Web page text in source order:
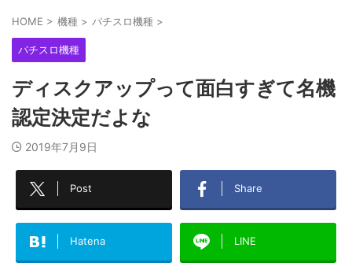
HOME > 機種 > パチスロ機種 >
パチスロ機種
ディスクアップって面白すぎて名機
認定決定だよな
2019年7月9日
Post Share
Hatena LINE